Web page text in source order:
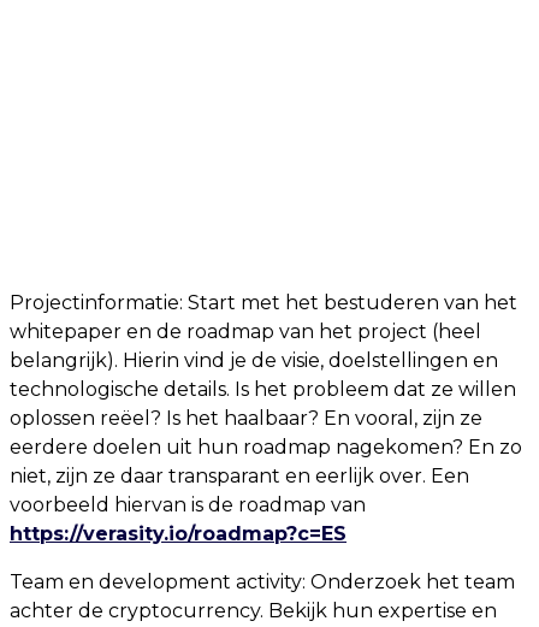
Projectinformatie: Start met het bestuderen van het
whitepaper en de roadmap van het project (heel
belangrijk). Hierin vind je de visie, doelstellingen en
technologische details. Is het probleem dat ze willen
oplossen reëel? Is het haalbaar? En vooral, zijn ze
eerdere doelen uit hun roadmap nagekomen? En zo
niet, zijn ze daar transparant en eerlijk over. Een
voorbeeld hiervan is de roadmap van
https://verasity.io/roadmap?c=ES
Team en development activity: Onderzoek het team
achter de cryptocurrency. Bekijk hun expertise en